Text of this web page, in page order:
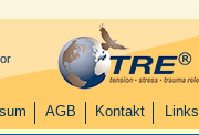
AGB Kontakt Links